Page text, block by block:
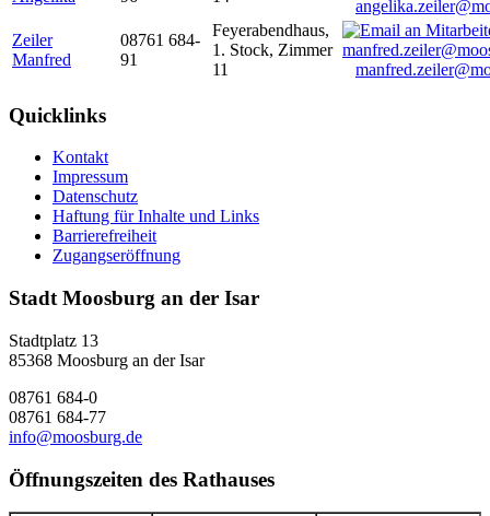
Zeiler
Manfred
08761 684-
91
Feyerabendhaus,
1. Stock, Zimmer
11
Quicklinks
Kontakt
Impressum
Datenschutz
Haftung für Inhalte und Links
Barrierefreiheit
Zugangseröffnung
Stadt Moosburg an der Isar
Stadtplatz 13
85368 Moosburg an der Isar
08761 684-0
08761 684-77
info@moosburg.de
Öffnungszeiten des Rathauses